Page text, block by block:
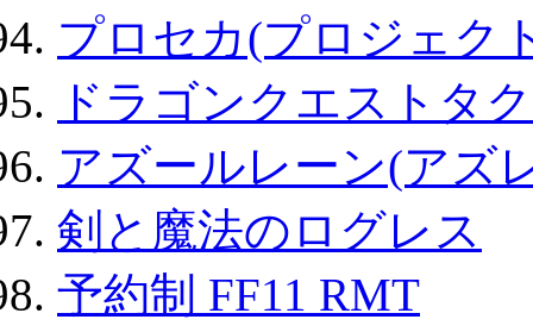
プロセカ(プロジェク
ドラゴンクエストタ
アズールレーン(アズ
剣と魔法のログレス
予約制 FF11 RMT